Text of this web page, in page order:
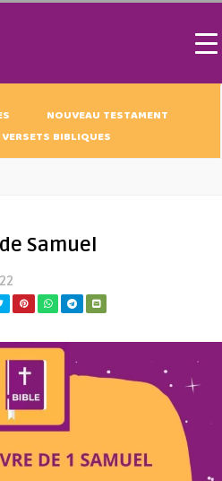
NOUVEAU TESTAMENT
VERSETS BIBLIQUES
Samuel